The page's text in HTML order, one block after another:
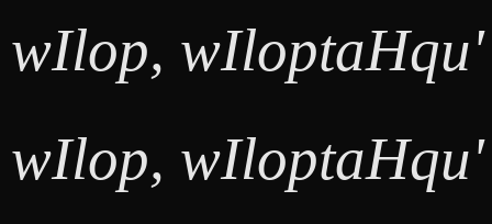
wIlop, wIloptaHqu'
wIlop, wIloptaHqu'